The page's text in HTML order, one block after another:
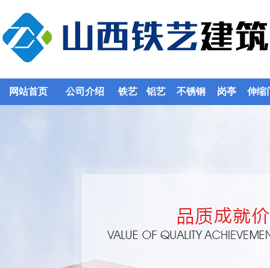
网站首页 公司介绍 铁艺 铝艺 不锈钢 岗亭 伸缩